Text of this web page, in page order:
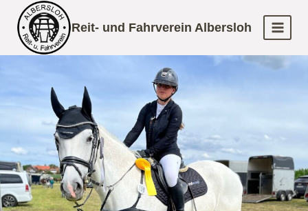
Inhalt
springen
Reit- und Fahrverein Albersloh